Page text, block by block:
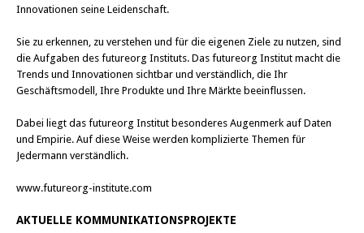
Innovationen seine Leidenschaft.
Sie zu erkennen, zu verstehen und für die eigenen Ziele zu nutzen, sind
die Aufgaben des futureorg Instituts. Das futureorg Institut macht die
Trends und Innovationen sichtbar und verständlich, die Ihr
Geschäftsmodell, Ihre Produkte und Ihre Märkte beeinflussen.
Dabei liegt das futureorg Institut besonderes Augenmerk auf Daten
und Empirie. Auf diese Weise werden komplizierte Themen für
Jedermann verständlich.
www.futureorg-institute.com
AKTUELLE KOMMUNIKATIONSPROJEKTE